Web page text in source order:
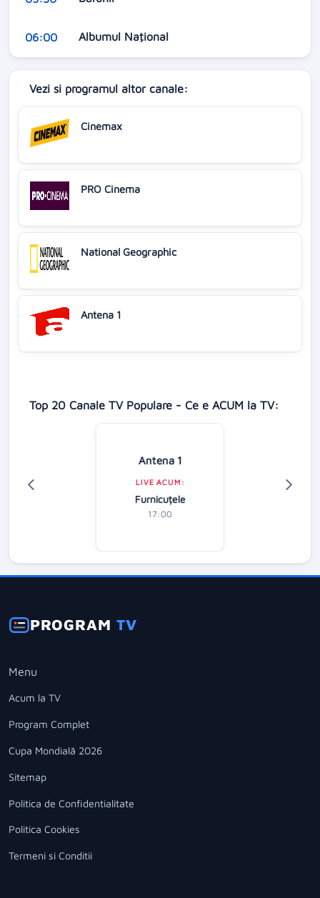
06:00 Albumul Naţional
Vezi si programul altor canale:
Cinemax
PRO Cinema
National Geographic
Antena 1
Top 20 Canale TV Populare - Ce e ACUM la TV:
Antena 1
LIVE ACUM:
Furnicuțele
17:00
PROGRAMTV
Menu
Acum la TV
Program Complet
Cupa Mondială 2026
Sitemap
Politica de Confidentialitate
Politica Cookies
Termeni si Conditii